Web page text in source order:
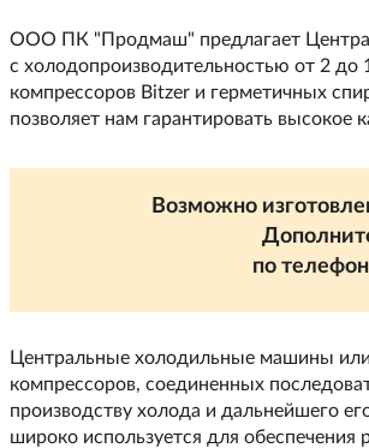
ООО ПК "Продмаш" предлагает
с холодопроизводительностью от 2 до
компрессоров Bitzer и герметичных
позволяет нам гарантировать
Возможно
по
Центральные холодильные машины
компрессоров, соединенных
производству холода и дальнейшего
широко используется для